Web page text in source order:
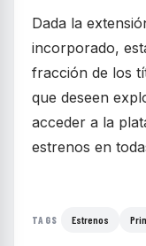
Dada la
incorporado,
fracción de los
que deseen
acceder a la
estrenos en
TAGS Estrenos